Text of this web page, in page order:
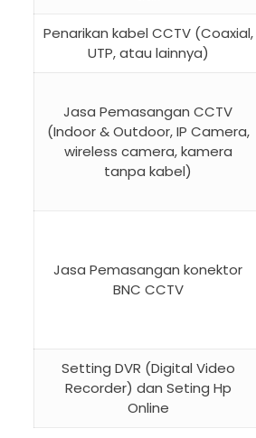
Penarikan kabel CCTV (Coaxial,
UTP, atau lainnya)
Jasa Pemasangan CCTV
(Indoor & Outdoor, IP Camera,
wireless camera, kamera
tanpa kabel)
Jasa Pemasangan konektor
BNC CCTV
Setting DVR (Digital Video
Recorder) dan Seting Hp
Online